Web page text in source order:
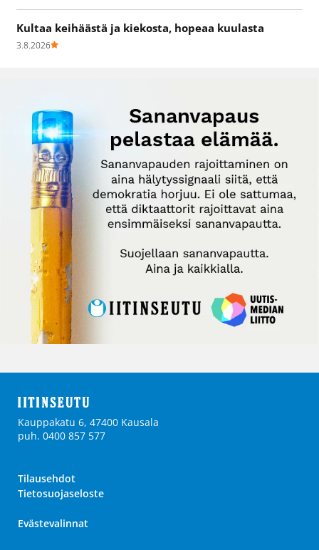
Kultaa keihäästä ja kiekosta, hopeaa kuulasta
3.8.2026
Kauppakatu 6, 47400 Kausala
puh. 0400 857 577
Tilausehdot
Tietosuojaseloste
Evästevalinnat